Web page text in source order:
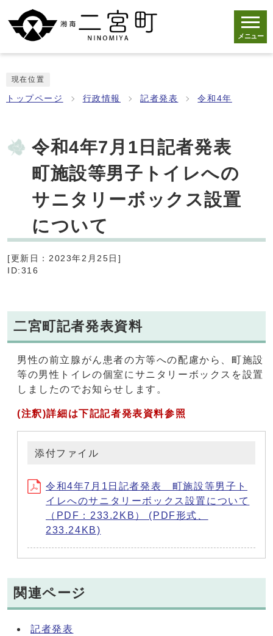
メニュー
現在位置
トップページ 行政情報 記者発表 令和4年
令和4年7月1日記者発表
町施設等男子トイレへの
サニタリーボックス設置
について
[更新日：2023年2月25日]
ID:316
二宮町記者発表資料
男性の前立腺がん患者の方等への配慮から、町施設
等の男性トイレの個室にサニタリーボックスを設置
しましたのでお知らせします。
(注釈)詳細は下記記者発表資料参照
添付ファイル
令和4年7月1日記者発表 町施設等男子ト
イレへのサニタリーボックス設置について
（PDF：233.2KB） (PDF形式、
233.24KB)
関連ページ
記者発表